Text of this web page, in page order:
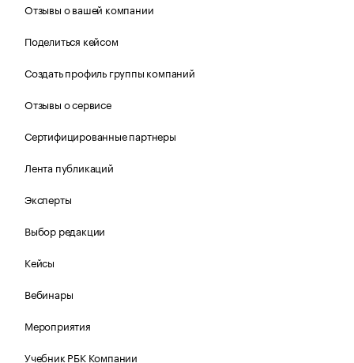
Отзывы о вашей компании
Поделиться кейсом
Создать профиль группы компаний
Отзывы о сервисе
Сертифицированные партнеры
Лента публикаций
Эксперты
Выбор редакции
Кейсы
Вебинары
Мероприятия
Учебник РБК Компании